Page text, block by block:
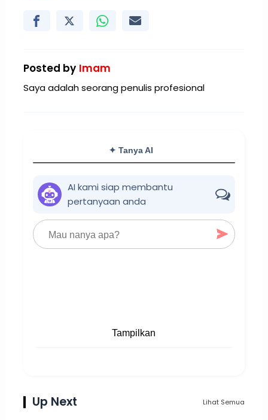
Posted by Imam
Saya adalah seorang penulis profesional
✦ Tanya AI
AI kami siap membantu
pertanyaan anda
Tampilkan
Up Next Lihat Semua